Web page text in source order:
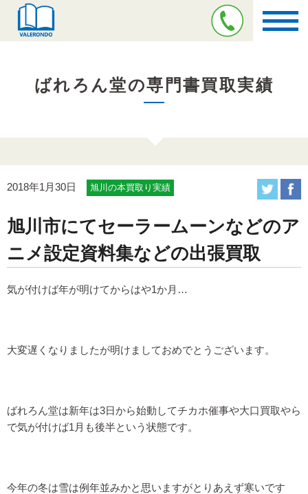
ばれろん堂の専門書買取実績
2018年1月30日 旭川の本買取り実績
旭川市にてセーラームーンなどのア
ニメ設定資料集などの出張買取
気が付けば年が明けてからはや1か月…
大変遅くなりましたが明けましておめでとうございます。
ばれろん堂は新年は3日から始動してチカホ催事や大口買取やら
で気が付けば1月も後半という状態です。
今年の冬は雪は例年並みかと思いますがとりあえず寒いです